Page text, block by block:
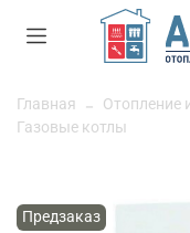
Главная Отопление
Газовые котлы
Предзаказ